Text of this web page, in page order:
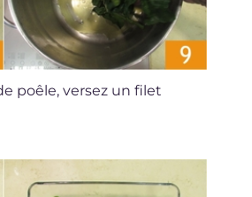
poêle, versez un filet